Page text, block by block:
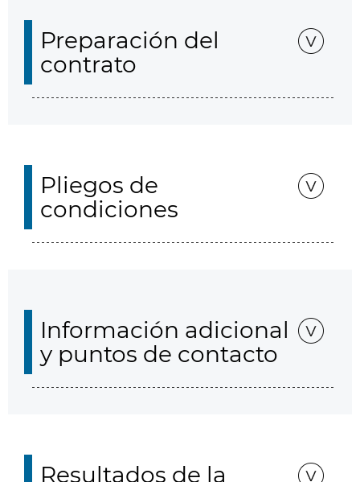
Preparación del
contrato
Pliegos de
condiciones
Información adicional
y puntos de contacto
Resultados de la